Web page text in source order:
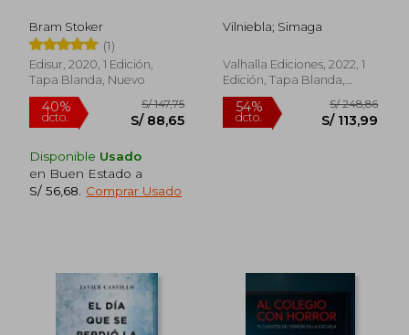
dcto.
S/ 113,75
S/ 68,25 dcto.
Rápido
Bram Stoker
(1)
Edisur, 2020, 1 Edición,
Tapa Blanda, Nuevo
Disponible Usado
en Buen Estado a
S/ 56,68
Comprar Usado
Vilniebla; Simaga
Valhalla Ediciones, 2022, 1
Edición, Tapa Blanda,
Nuevo